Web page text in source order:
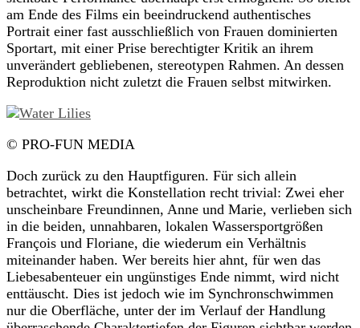
am Ende des Films ein beeindruckend authentisches
Portrait einer fast ausschließlich von Frauen dominierten
Sportart, mit einer Prise berechtigter Kritik an ihrem
unverändert gebliebenen, stereotypen Rahmen. An dessen
Reproduktion nicht zuletzt die Frauen selbst mitwirken.
© PRO-FUN MEDIA
Doch zurück zu den Hauptfiguren. Für sich allein
betrachtet, wirkt die Konstellation recht trivial: Zwei eher
unscheinbare Freundinnen, Anne und Marie, verlieben sich
in die beiden, unnahbaren, lokalen Wassersportgrößen
François und Floriane, die wiederum ein Verhältnis
miteinander haben. Wer bereits hier ahnt, für wen das
Liebesabenteuer ein ungünstiges Ende nimmt, wird nicht
enttäuscht. Dies ist jedoch wie im Synchronschwimmen
nur die Oberfläche, unter der im Verlauf der Handlung